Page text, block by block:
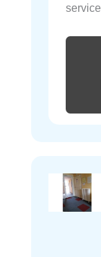
service.